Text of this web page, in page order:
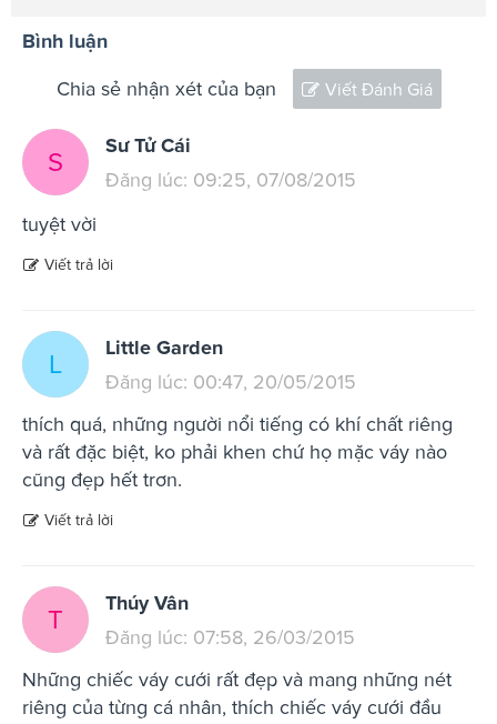
Bình luận
Chia sẻ nhận xét của bạn Viết Đánh Giá
S
Sư Tử Cái
Đăng lúc: 09:25, 07/08/2015
tuyệt vời
Viết trả lời
L
Little Garden
Đăng lúc: 00:47, 20/05/2015
thích quá, những người nổi tiếng có khí chất riêng
và rất đặc biệt, ko phải khen chứ họ mặc váy nào
cũng đẹp hết trơn.
Viết trả lời
T
Thúy Vân
Đăng lúc: 07:58, 26/03/2015
Những chiếc váy cưới rất đẹp và mang những nét
riêng của từng cá nhân, thích chiếc váy cưới đầu